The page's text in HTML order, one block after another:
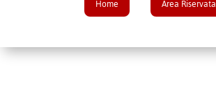
Home Area Riservata